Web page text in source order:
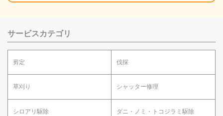
サービスカテゴリ
剪定 伐採
草刈り シャッター修理
シロアリ駆除 ダニ・ノミ・トコジラミ駆除